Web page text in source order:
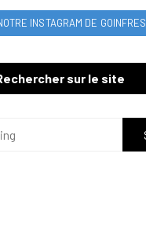
INSTAGRAM DE GOINFRES
sur le site